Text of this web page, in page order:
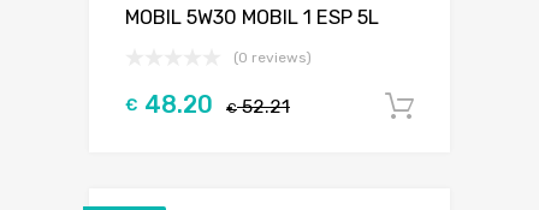
MOBIL 5W30 MOBIL 1 ESP 5L
(0 reviews)
€52.21
€ 48.20